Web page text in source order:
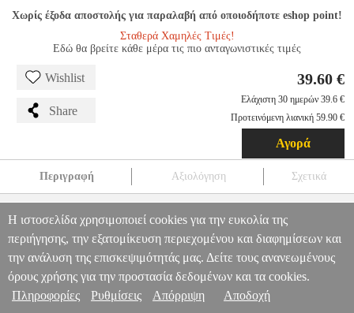
Χωρίς έξοδα αποστολής για παραλαβή από οποιοδήποτε eshop point!
Σταθερά Χαμηλές Τιμές!
Εδώ θα βρείτε κάθε μέρα τις πιο ανταγωνιστικές τιμές
Wishlist
Share
39.60 €
Ελάχιστη 30 ημερών 39.6 €
Προτεινόμενη λιανική 59.90 €
Αγορά
Περιγραφή Αξιολόγηση Σχετικά
HAP.143331 HAP.143331 BLACK & DECKER BLACK &
DECKER ΑΤΜΟΜΑΓΕΙΡΕΣΑΤΜΟΜΑΓΕΙΡΑΣ 700W BLACK &
DECKER BXRC1800E 1.8L
39.60
Πληροφορίες & Υπηρεσίες >
Η ιστοσελίδα χρησιμοποιεί cookies για την ευκολία της
περιήγησης, την εξατομίκευση περιεχομένου και διαφημίσεων και
την ανάλυση της επισκεψιμότητάς μας. Δείτε τους ανανεωμένους
όρους χρήσης για την προστασία δεδομένων και τα cookies.
Πληροφορίες
Ρυθμίσεις Απόρριψη Αποδοχή